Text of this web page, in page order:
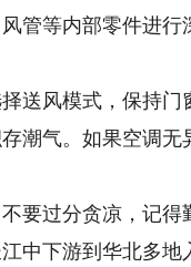
管等内部零件进行
风模式，保持门
潮气。如果空调
过分贪凉，记得
中下游到华北多